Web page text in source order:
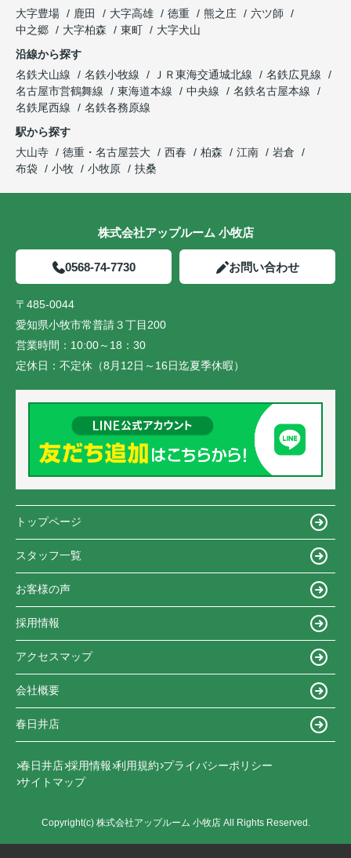
大字豊場
鹿田 大字高雄 徳重 熊之庄
六ツ師
中之郷
大字柏森 東町
大字犬山
沿線から探す
名鉄犬山線
名鉄小牧線 ＪＲ東海交通城北線
名鉄広見線
名古屋市営鶴舞線
東海道本線 中央線
名鉄名古屋本線
名鉄尾西線
名鉄各務原線
駅から探す
大山寺
徳重・名古屋芸大 西春 柏森 江南
岩倉
布袋
小牧 小牧原 扶桑
株式会社アップルーム 小牧店
0568-74-7730 お問い合わせ
〒485-0044
愛知県小牧市常普請３丁目200
営業時間： 10:00～18：30
定休日： 不定休（8月12日～16日迄夏季休暇）
トップページ
スタッフ一覧
お客様の声
採用情報
アクセスマップ
会社概要
春日井店
春日井店 採用情報 利用規約 プライバシーポリシー
サイトマップ
Copyright(c) 株式会社アップルーム 小牧店 All Rights Reserved.